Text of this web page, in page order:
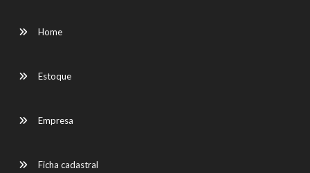
Home
Estoque
Empresa
Ficha cadastral